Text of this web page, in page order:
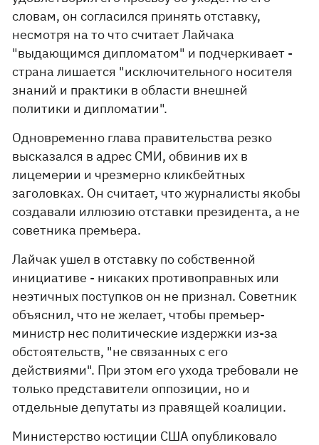
словам, он согласился принять отставку,
несмотря на то что считает Лайчака
"выдающимся дипломатом" и подчеркивает -
страна лишается "исключительного носителя
знаний и практики в области внешней
политики и дипломатии".
Одновременно глава правительства резко
высказался в адрес СМИ, обвинив их в
лицемерии и чрезмерно кликбейтных
заголовках. Он считает, что журналисты якобы
создавали иллюзию отставки президента, а не
советника премьера.
Лайчак ушел в отставку по собственной
инициативе - никаких противоправных или
неэтичных поступков он не признал. Советник
объяснил, что не желает, чтобы премьер-
министр нес политические издержки из-за
обстоятельств, "не связанных с его
действиями". При этом его ухода требовали не
только представители оппозиции, но и
отдельные депутаты из правящей коалиции.
Министерство юстиции США опубликовало